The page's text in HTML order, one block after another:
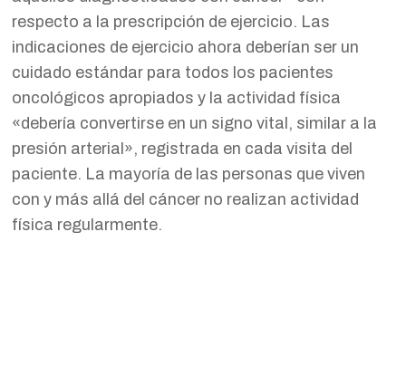
respecto a la prescripción de ejercicio. Las
indicaciones de ejercicio ahora deberían ser un
cuidado estándar para todos los pacientes
oncológicos apropiados y la actividad física
«debería convertirse en un signo vital, similar a la
presión arterial», registrada en cada visita del
paciente. La mayoría de las personas que viven
con y más allá del cáncer no realizan actividad
física regularmente.